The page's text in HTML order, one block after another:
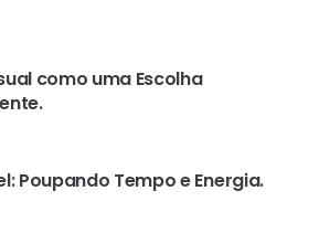
como uma Escolha
Poupando Tempo e Energia.